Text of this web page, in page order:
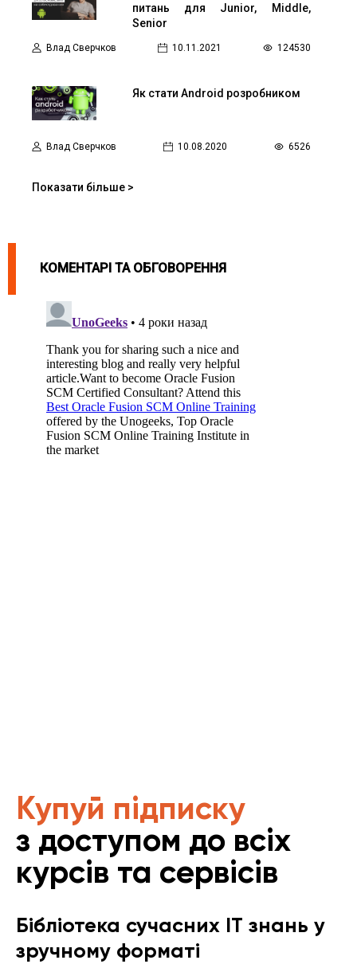
питань для Junior, Middle,
Senior
Влад Сверчков 10.11.2021 124530
Як стати Android розробником
Влад Сверчков 10.08.2020 6526
Показати більше >
КОМЕНТАРІ ТА ОБГОВОРЕННЯ
Купуй підписку
з доступом до всіх
курсів та сервісів
Бібліотека сучасних IT знань у
зручному форматі